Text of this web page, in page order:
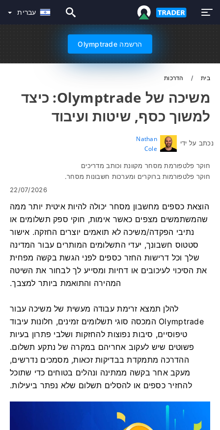
עברית
הרשמה Olymptrade
בית הדרכות
משיכה של Olymptrade: כיצד
למשוך כסף, שיטות ועיבוד
נכתב על ידי
Nathan
Cole
חוקר פלטפורמת מסחר מקוונת וכותב מדריכים
חוקר פלטפורמות ברוקרים ומערכות חשבונות מסחר.
22/07/2026
הוצאת כספים מחשבון מסחר יכולה להיות איטית יותר ממה
שהמשתמשים מצפים כאשר אימות, חוקי ספק תשלומים או
נתיבי הפקדה/משיכה לא תואמים יוצרים החזקה. אישור
סטטוס חשבונך, יעדי התשלומים המותרים עבור המדינה
שלך וכל דרישות החזר כספים לפני הגשת בקשה מפחית
את הסיכוי לעיכובים או דחיות ומסייע לך לבחור את השיטה
המהירה והתואמת ביותר למצבך.
להלן תמצא זרימת עבודה מעשית של משיכה עבור
Olymptrade המכסה סוגי תשלומים זמינים, חלונות עיבוד
טיפוסיים, סיבות נפוצות להחזקות ושלבי פתרון בעיות
פשוטים שיש לעקוב אחריהם במקרה של נתקע תשלום.
ההדרכה מתמקדת בבדיקות זכאות, מסמכים נדרשים,
מעקב אחר בקשה ממתינה ונהלים בטוחים כדי שתוכל
להחזיר כספים או להסלים תשלום שלא נפתר ביעילות.